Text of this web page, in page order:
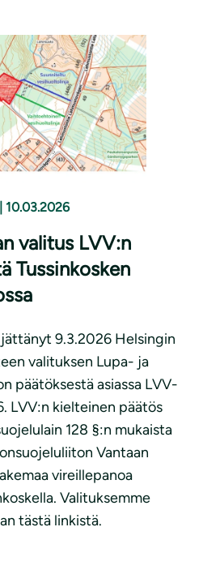
10.03.2026
valitus LVV:n
Tussinkosken
jättänyt 9.3.2026 Helsingin
valituksen Lupa- ja
päätöksestä asiassa LVV-
LVV:n kielteinen päätös
128 §:n mukaista
Vantaan
vireillepanoa
Valituksemme
tästä linkistä.